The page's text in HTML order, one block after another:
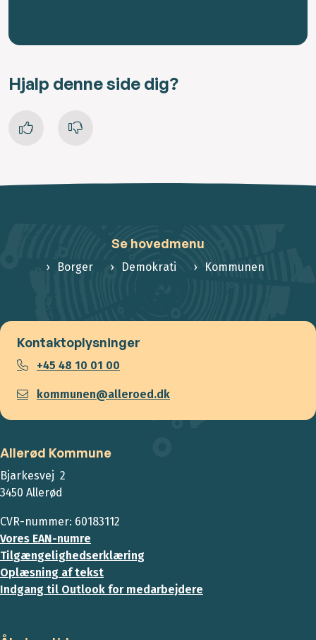
Hjalp denne side dig?
Se hovedmenu
Borger Demokrati Kommunen
Kontaktoplysninger
+45 48 10 01 00
kommunen@alleroed.dk
Allerød Kommune
Bjarkesvej 2
3450 Allerød
CVR-nummer: 60183112
Vores EAN-numre
Tilgængelighedserklæring
Oplæsning af tekst
Indgang til Outlook for medarbejdere